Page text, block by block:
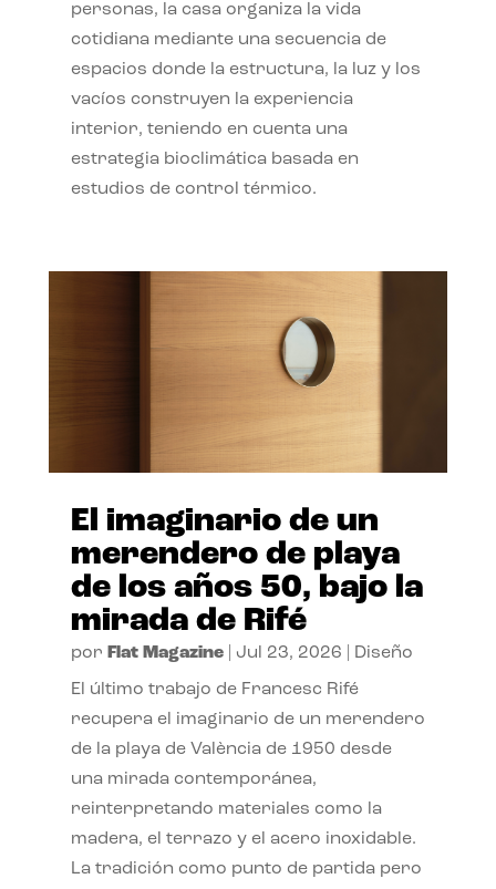
personas, la casa organiza la vida
cotidiana mediante una secuencia de
espacios donde la estructura, la luz y los
vacíos construyen la experiencia
interior, teniendo en cuenta una
estrategia bioclimática basada en
estudios de control térmico.
El imaginario de un
merendero de playa
de los años 50, bajo la
mirada de Rifé
por Flat Magazine| Jul 23, 2026 Diseño
El último trabajo de Francesc Rifé
recupera el imaginario de un merendero
de la playa de València de 1950 desde
una mirada contemporánea,
reinterpretando materiales como la
madera, el terrazo y el acero inoxidable.
La tradición como punto de partida pero